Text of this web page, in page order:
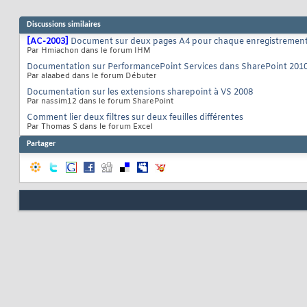
Discussions similaires
[AC-2003] Document sur deux pages A4 pour chaque
Par Hmiachon dans le forum IHM
Documentation sur PerformancePoint Services dans SharePoint
Par alaabed dans le forum Débuter
Documentation sur les extensions sharepoint à VS 2008
Par nassim12 dans le forum SharePoint
Comment lier deux filtres sur deux feuilles différentes
Par Thomas S dans le forum Excel
Partager